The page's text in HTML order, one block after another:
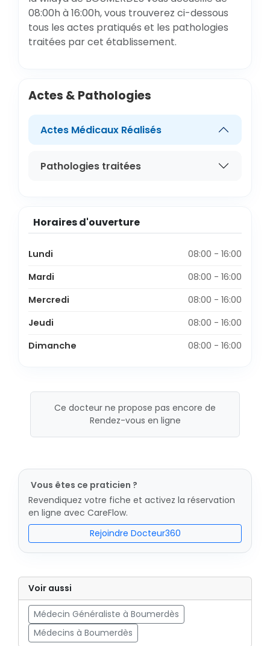
08:00h à 16:00h, vous trouverez ci-dessous
tous les actes pratiqués et les pathologies
traitées par cet établissement.
Actes & Pathologies
Actes Médicaux Réalisés
Pathologies traitées
Horaires d'ouverture
Lundi
08:00 - 16:00
Mardi
08:00 - 16:00
Mercredi
08:00 - 16:00
Jeudi
08:00 - 16:00
Dimanche
08:00 - 16:00
Ce docteur ne propose pas encore de
Rendez-vous en ligne
Vous êtes ce praticien ?
Revendiquez votre fiche et activez la réservation
en ligne avec CareFlow.
Rejoindre Docteur360
Voir aussi
Médecin Généraliste à Boumerdès
Médecins à Boumerdès